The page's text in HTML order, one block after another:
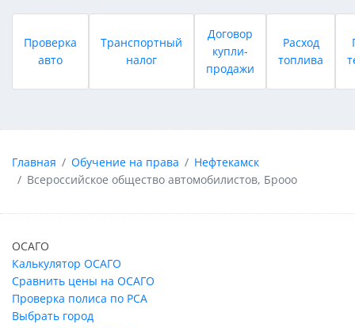
Проверка
авто
Транспортный
налог
Договор
купли-
продажи
Расход
топлива
Главная Обучение на права
Нефтекамск
Всероссийское общество автомобилистов, Брооо
ОСАГО
Калькулятор ОСАГО
Сравнить цены на ОСАГО
Проверка полиса по РСА
Выбрать город